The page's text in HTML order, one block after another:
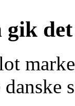
gik